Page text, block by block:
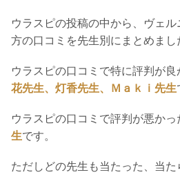
ウラスピの投稿の中から、ヴェ
方の口コミを先生別にまとめまし
ウラスピの口コミで特に評判が良
花先生、灯香先生、Ｍａｋｉ先生
ウラスピの口コミで評判が悪かっ
生です。
ただしどの先生も当たった、当